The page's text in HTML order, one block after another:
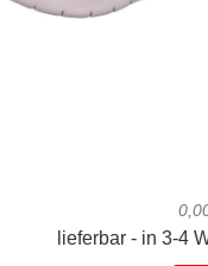
lieferbar - in 3-4